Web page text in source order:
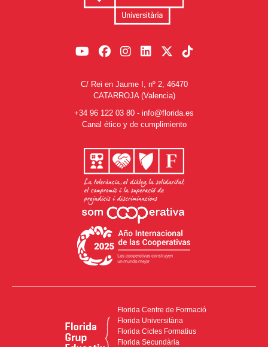
C/ Rei en Jaume I, nº 2, 46470
CATARROJA (Valencia)
+34 96 122 03 80 - info@florida.es
Canal ético y de cumplimiento
Florida Centre de Formació
Florida Universitària
Florida Cicles Formatius
Florida Secundària